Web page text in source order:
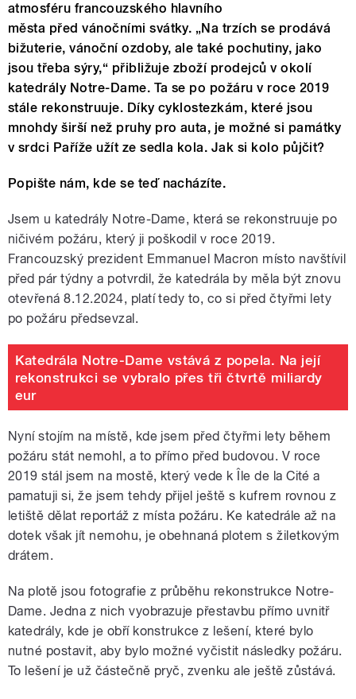
atmosféru francouzského hlavního
města před vánočními svátky. „Na trzích se prodává
bižuterie, vánoční ozdoby, ale také pochutiny, jako
jsou třeba sýry,“ přibližuje zboží prodejců v okolí
katedrály Notre-Dame. Ta se po požáru v roce 2019
stále rekonstruuje. Díky cyklostezkám, které jsou
mnohdy širší než pruhy pro auta, je možné si památky
v srdci Paříže užít ze sedla kola. Jak si kolo půjčit?
Popište nám, kde se teď nacházíte.
Jsem u katedrály Notre-Dame, která se rekonstruuje po
ničivém požáru, který ji poškodil v roce 2019.
Francouzský prezident Emmanuel Macron místo navštívil
před pár týdny a potvrdil, že katedrála by měla být znovu
otevřená 8.12.2024, platí tedy to, co si před čtyřmi lety
po požáru předsevzal.
Katedrála Notre-Dame vstává z popela. Na její
rekonstrukci se vybralo přes tři čtvrtě miliardy
eur
Nyní stojím na místě, kde jsem před čtyřmi lety během
požáru stát nemohl, a to přímo před budovou. V roce
2019 stál jsem na mostě, který vede k Île de la Cité a
pamatuji si, že jsem tehdy přijel ještě s kufrem rovnou z
letiště dělat reportáž z místa požáru. Ke katedrále až na
dotek však jít nemohu, je obehnaná plotem s žiletkovým
drátem.
Na plotě jsou fotografie z průběhu rekonstrukce Notre-
Dame. Jedna z nich vyobrazuje přestavbu přímo uvnitř
katedrály, kde je obří konstrukce z lešení, které bylo
nutné postavit, aby bylo možné vyčistit následky požáru.
To lešení je už částečně pryč, zvenku ale ještě zůstává.